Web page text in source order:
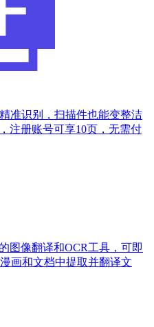
准识别，扫描件也能变整洁
注册账号可享10页，无需付
图像翻译和OCR工具，可即
画和文档中提取并翻译文